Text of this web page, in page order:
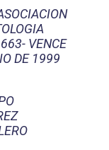
VENCE
DE 1999